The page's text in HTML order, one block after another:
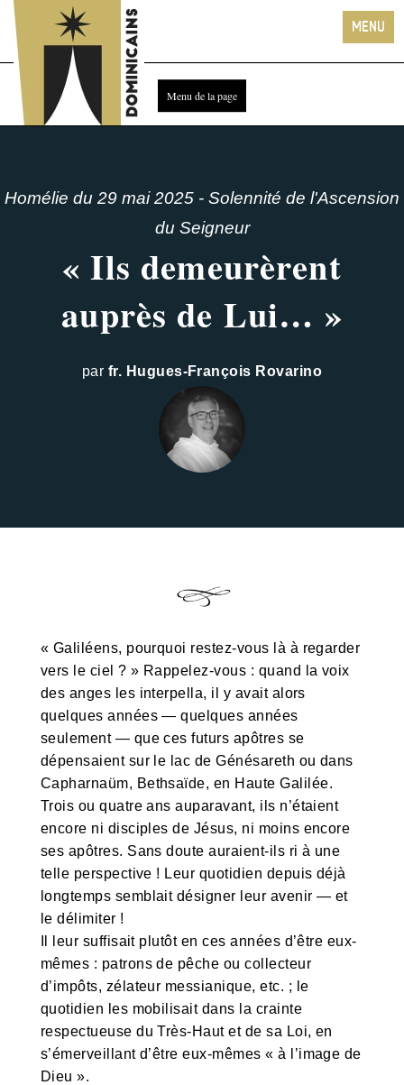
Homélie du 29 mai 2025 - Solennité de l'Ascension
du Seigneur
« Ils demeurèrent
auprès de Lui… »
par fr. Hugues-François Rovarino
« Galiléens, pourquoi restez-vous là à regarder
vers le ciel ? » Rappelez-vous : quand la voix
des anges les interpella, il y avait alors
quelques années — quelques années
seulement — que ces futurs apôtres se
dépensaient sur le lac de Génésareth ou dans
Capharnaüm, Bethsaïde, en Haute Galilée.
Trois ou quatre ans auparavant, ils n’étaient
encore ni disciples de Jésus, ni moins encore
ses apôtres. Sans doute auraient-ils ri à une
telle perspective ! Leur quotidien depuis déjà
longtemps semblait désigner leur avenir — et
le délimiter !
Il leur suffisait plutôt en ces années d’être eux-
mêmes : patrons de pêche ou collecteur
d’impôts, zélateur messianique, etc. ; le
quotidien les mobilisait dans la crainte
respectueuse du Très-Haut et de sa Loi, en
s’émerveillant d’être eux-mêmes « à l’image de
Dieu ».